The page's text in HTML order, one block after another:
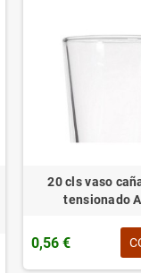
20 cls vaso
tensionado
0,56 €